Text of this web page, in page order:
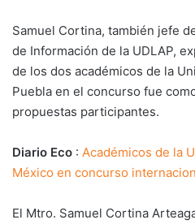
Samuel Cortina, también jefe
de Información de la UDLAP,
de los dos académicos de la
Puebla en el concurso fue
propuestas participantes.
Diario Eco : Académicos de la
México en concurso
El Mtro. Samuel Cortina